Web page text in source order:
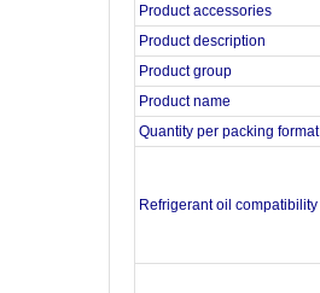
Product accessories
Product description
Product group
Product name
Quantity per packing format
Refrigerant oil compatibility